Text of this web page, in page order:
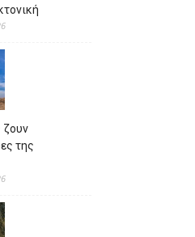
ζουν
της